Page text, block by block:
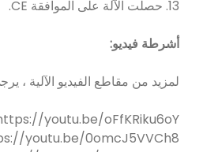
13. حصلت الآلة على الموافقة CE.
أشرطة فيديو:
لمزيد من مقاطع الفيديو الآلية ،
youtu.be/oFfKRiku6oY
youtu.be/0omcJ5VVCh8